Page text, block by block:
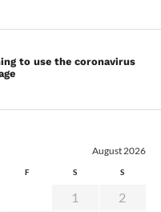
to use the coronavirus
August 2026
F S S
1
2